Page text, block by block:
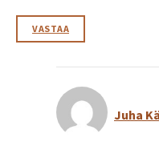
VASTAA
Juha